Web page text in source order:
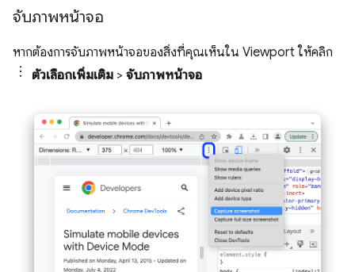
จับภาพหน้าจอ
หากต้องการจับภาพหน้าจอของสิ่งที่คุณเห็นใน Viewport ให้คลิก
ตัวเลือกเพิ่มเติม > จับภาพหน้าจอ